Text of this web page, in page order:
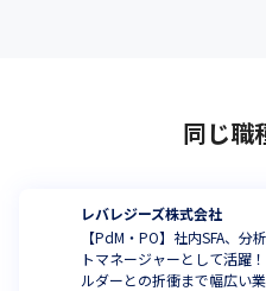
同じ職
レバレジーズ株式会社
【PdM・PO】社内SFA、
トマネージャーとして活躍
ルダーとの折衝まで幅広い